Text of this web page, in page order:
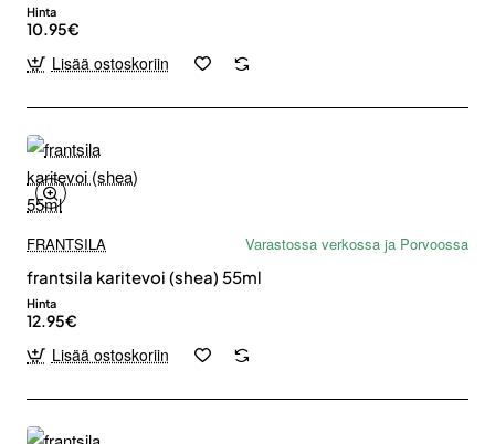
Hinta
10.95€
Lisää ostoskoriin
FRANTSILA
Varastossa verkossa ja Porvoossa
frantsila karitevoi (shea) 55ml
Hinta
12.95€
Lisää ostoskoriin